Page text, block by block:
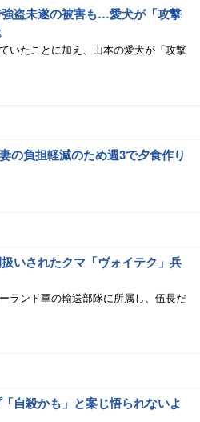
盗未遂の被害も…愛犬が「攻撃
いたことに加え、山本の愛犬が「攻撃
の負担軽減のため週3で夕食作り
いされたクマ「ヴォイテク」兵
ランド軍の輸送部隊に所属し、伍長だ
自殺かも」と案じ悟られないよ